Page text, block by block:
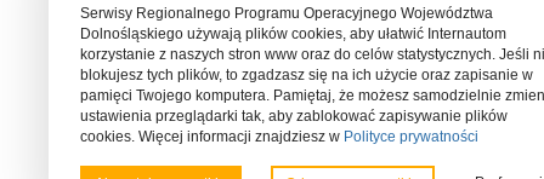
Serwis współfinansowany ze środków Funduszu
Serwisy Regionalnego Programu Operacyjnego Województwa
Dolnośląskiego używają plików cookies, aby ułatwić Internautom
korzystanie z naszych stron www oraz do celów statystycznych. Jeśli
blokujesz tych plików, to zgadzasz się na ich użycie oraz zapisanie w
pamięci Twojego komputera. Pamiętaj, że możesz samodzielnie
ustawienia przeglądarki tak, aby zablokować zapisywanie plików
cookies. Więcej informacji znajdziesz w Polityce prywatności